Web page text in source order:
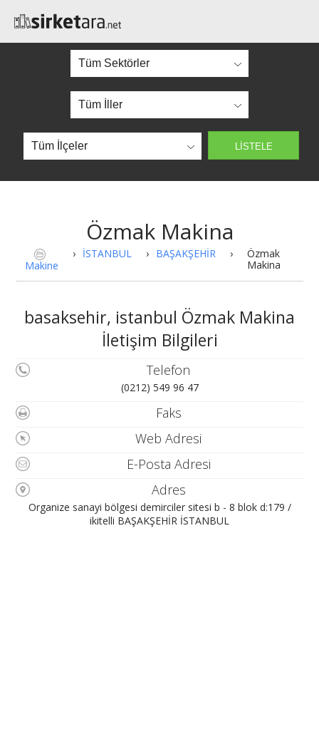
Özmak Makina
Makine
› İSTANBUL › BAŞAKŞEHİR ›
Özmak
Makina
basaksehir, istanbul Özmak Makina
İletişim Bilgileri
Telefon
(0212) 549 96 47
Faks
Web Adresi
E-Posta Adresi
Adres
Organize sanayi bölgesi demirciler sitesi b - 8 blok d:179 /
ikitelli BAŞAKŞEHİR İSTANBUL